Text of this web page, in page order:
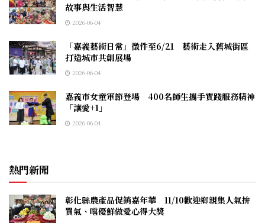
故事與生活智慧
2026-06-04
「嘉義藝術日常」徵件至6/21 藝術走入舊城街區
打造城市共創展場
2026-06-04
嘉義市女童軍節登場 400名師生攜手實踐服務精神
「讓愛+1」
2026-06-04
熱門新聞
彰化縣農產品促銷嘉年華 11/10歡迎鄉親集人氣拚
買氣、嚐優鮮做愛心得大獎